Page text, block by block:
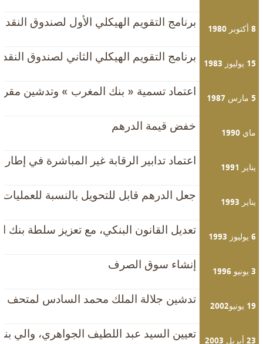
8 أكتوبر 1980 برنامج التقويم الهيكلي الأول لصندوق النقد
15 يوليوز 1983 برنامج التقويم الهيكلي الثاني لصندوق
5 مارس 1987 اعتماد تسمية « بنك المغرب » وتدشين
ماي 1990 خفض قيمة الدرهم
يناير 1991 اعتماد تدابير الرقابة غير المباشرة في إطار
يناير 1993 جعل الدرهم قابل للتحويل بالنسبة للعمليات
6 يوليوز 1993 تعديل القانون البنكي، مع تعزيز سلطة
3 يونيو 1996 إنشاء سوق الصرف
19 يونيو2002 تدشين جلالة الملك محمد السادس لمتحف
23 أبريل 2003 تعيين السيد عبد اللطيف الجواهري، والي